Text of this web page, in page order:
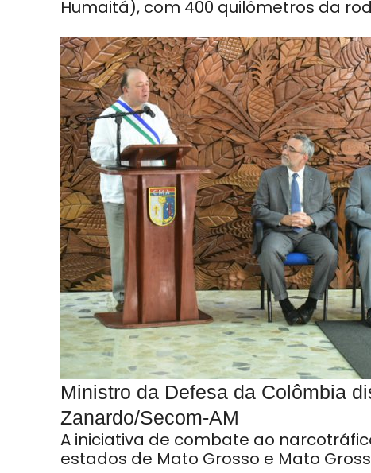
Humaitá), com 400 quilômetros da
Ministro da Defesa da Colômbia
Zanardo/Secom-AM
A iniciativa de combate ao
estados de Mato Grosso e Mato